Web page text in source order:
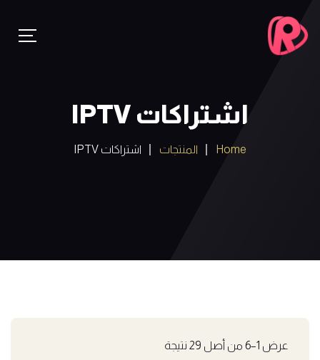
اشتراكات IPTV
Home المنتجات اشتراكات IPTV
عرض 1–6 من أصل 29 نتيجة